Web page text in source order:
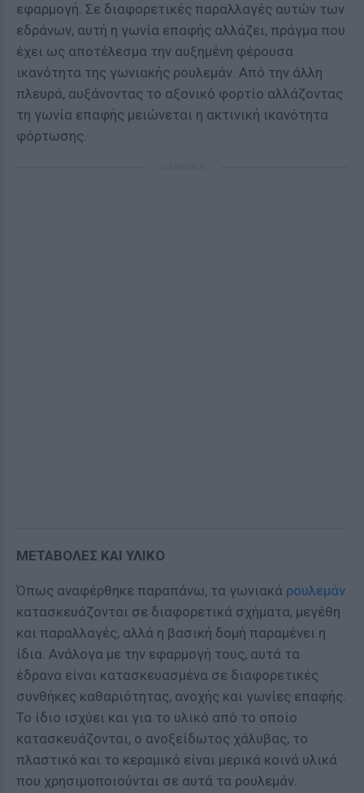
εφαρμογή. Σε διαφορετικές παραλλαγές αυτών των
εδράνων, αυτή η γωνία επαφής αλλάζει, πράγμα που
έχει ως αποτέλεσμα την αυξημένη φέρουσα
ικανότητα της γωνιακής ρουλεμάν. Από την άλλη
πλευρά, αυξάνοντας το αξονικό φορτίο αλλάζοντας
τη γωνία επαφής μειώνεται η ακτινική ικανότητα
φόρτωσης.
ΜΕΤΑΒΟΛΕΣ ΚΑΙ ΥΛΙΚΟ
Όπως αναφέρθηκε παραπάνω, τα γωνιακά ρουλεμάν
κατασκευάζονται σε διαφορετικά σχήματα, μεγέθη
και παραλλαγές, αλλά η βασική δομή παραμένει η
ίδια. Ανάλογα με την εφαρμογή τους, αυτά τα
έδρανα είναι κατασκευασμένα σε διαφορετικές
συνθήκες καθαριότητας, ανοχής και γωνίες επαφής.
Το ίδιο ισχύει και για το υλικό από το οποίο
κατασκευάζονται, ο ανοξείδωτος χάλυβας, το
πλαστικό και το κεραμικό είναι μερικά κοινά υλικά
που χρησιμοποιούνται σε αυτά τα ρουλεμάν.